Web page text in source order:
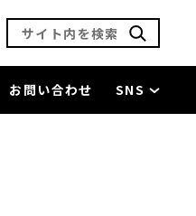
サイト内を検索
お問い合わせ SNS